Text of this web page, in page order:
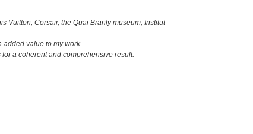
Vuitton, Corsair, the Quai Branly museum, Institut
added value to my work.
a coherent and comprehensive result.